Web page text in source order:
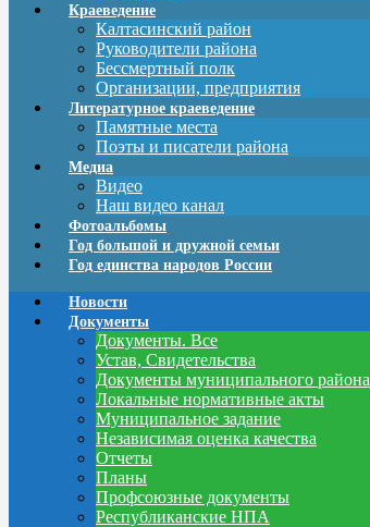
Краеведение
Калтасинский район
Руководители района
Бессмертный полк
Организации, предприятия
Литературное краеведение
Памятные места
Поэты и писатели района
Медиа
Видео
Наш видео канал
Фотоальбомы
Год большой и дружной семьи
Год единства народов России
Новости
Документы
Документы. Все
Устав, Свидетельства
Документы муниципального района
Локальные нормативные акты
Муниципальное задание
Независимая оценка качества
Отчеты
Планы
Профсоюзные документы
Республиканские НПА